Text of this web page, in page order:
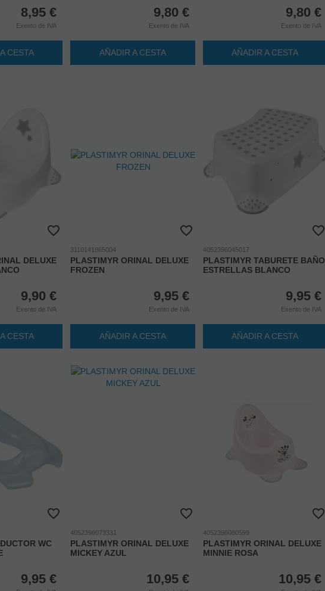
8,95 €
Exento de IVA
CESTA
9,80 €
Exento de IVA
AÑADIR A CESTA
9,80 €
Exento de IVA
AÑADIR A CESTA
DELUXE
9,90 €
Exento de IVA
CESTA
3110141865004
PLASTIMYR ORINAL DELUXE
FROZEN
9,95 €
Exento de IVA
AÑADIR A CESTA
4052396045017
PLASTIMYR TABURETE BAÑO
ESTRELLAS BLANCO
9,95 €
Exento de IVA
AÑADIR A CESTA
WC
9,95 €
4052396073331
PLASTIMYR ORINAL DELUXE
MICKEY AZUL
10,95 €
4052396080599
PLASTIMYR ORINAL DELUXE
MINNIE ROSA
10,95 €